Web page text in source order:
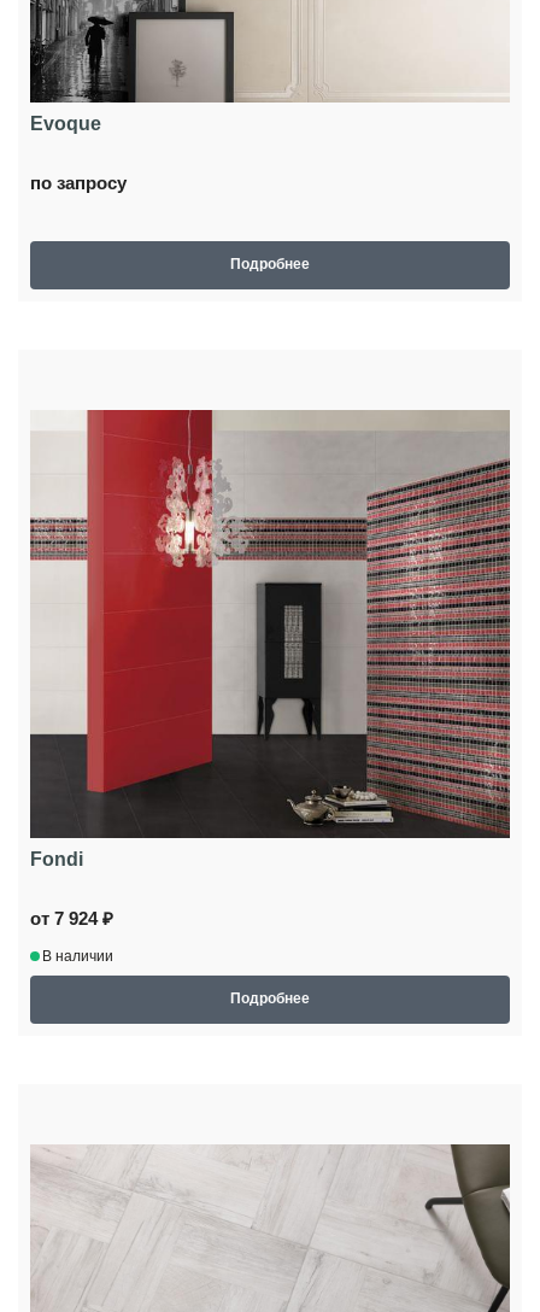
Evoque
по запросу
Подробнее
Fondi
от 7 924 ₽
В наличии
Подробнее